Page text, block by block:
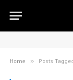
Home » Posts